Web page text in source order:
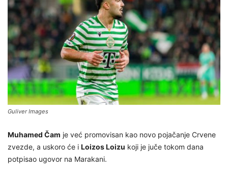
Guliver Images
Muhamed Čam je već promovisan kao novo pojačanje Crvene
zvezde, a uskoro će i Loizos Loizu koji je juče tokom dana
potpisao ugovor na Marakani.